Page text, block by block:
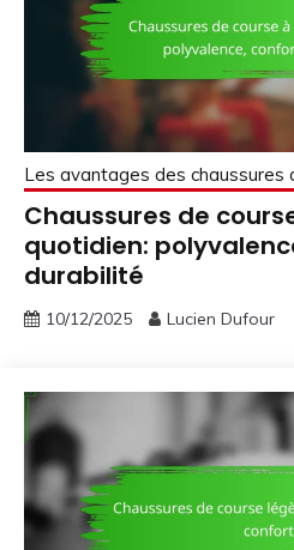
Les avantages des chaussures
Chaussures de
quotidien:
durabilité
10/12/2025 Lucien Dufour